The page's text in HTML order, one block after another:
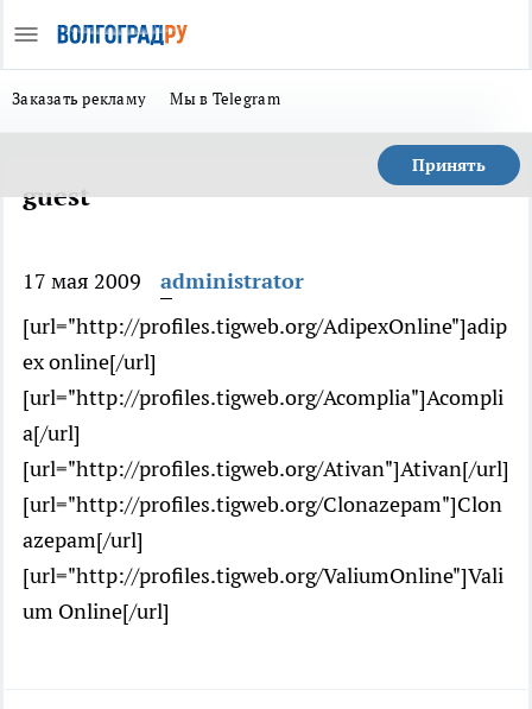
Заказать рекламу Мы в Telegram
Принять
guest
17 мая 2009
administrator
[url="http://profiles.tigweb.org/AdipexOnline"]adip
ex online[/url]
[url="http://profiles.tigweb.org/Acomplia"]Acompli
a[/url]
[url="http://profiles.tigweb.org/Ativan"]Ativan[/url]
[url="http://profiles.tigweb.org/Clonazepam"]Clon
azepam[/url]
[url="http://profiles.tigweb.org/ValiumOnline"]Vali
um Online[/url]